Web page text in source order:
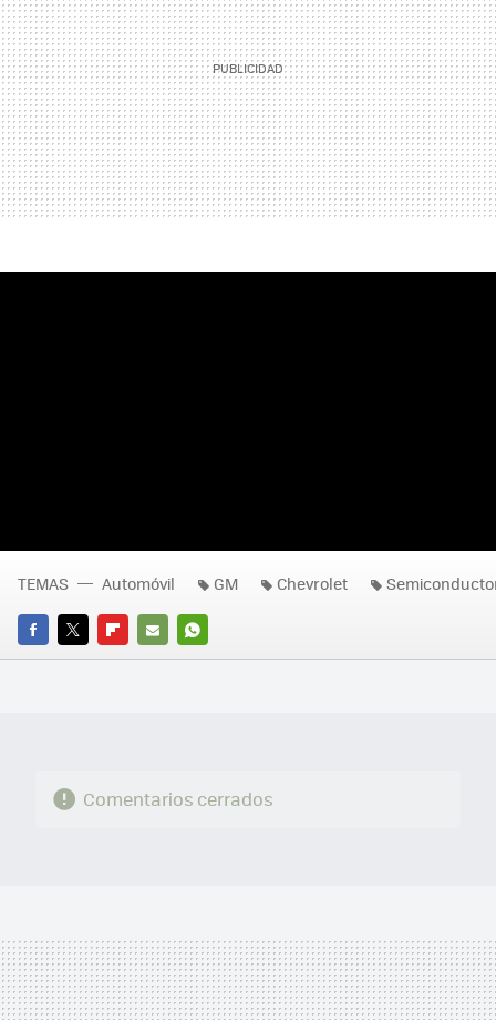
FACEBOOK
TWITTERFLIPBOARD
E-
WHATSAPP
TEMAS Automóvil GM Chevrolet
Comentarios cerrados